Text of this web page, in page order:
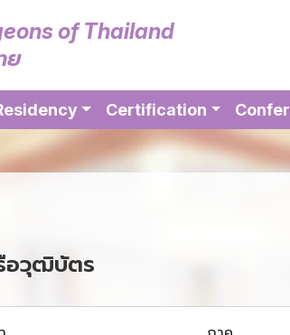
of Thailand
ย
Certification
อวุฒิบัตร